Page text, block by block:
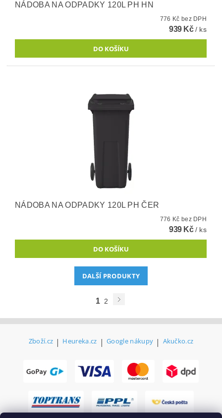
NÁDOBA NA ODPADKY 120L PH HN
776 Kč bez DPH
939 Kč/ ks
NÁDOBA NA ODPADKY 120L PH ČER
776 Kč bez DPH
939 Kč/ ks
DALŠÍ PRODUKTY
1 2
Zboží.cz | Heureka.cz | Google nákupy | Akučko.cz